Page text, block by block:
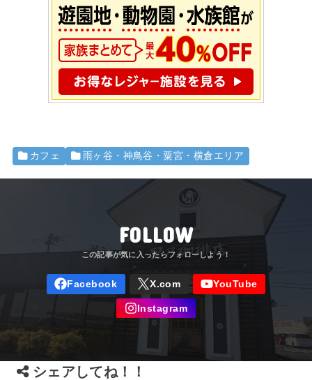
カフェ 雨ヶ谷・神鳥谷・粟宮・横倉エリア
FOLLOW
シェアしてね！！